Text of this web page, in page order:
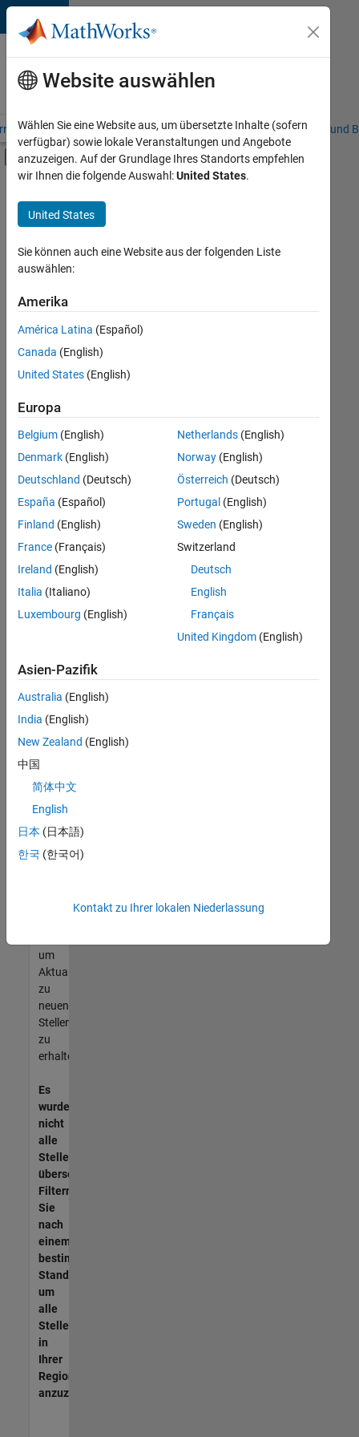
Weiter zum Inhalt
Karriere
bei
MathWorks
– Übersicht Stellensuche Niederlassungen Studierende und
Umschaltung für Off-Canvas-
Hauptinhalt
Information Technology
Inside Sales
Marketing Communications
Marketing Services
Legal
+4
Derzeit
es
keine
offenen
Stellen,
Ihren
Suchkriterien
entsprechen.
können
die
Suchkriterien
weiter
fassen
oder
alle
Stellenangebote
anzeigen .
noch
keine
offenen
Stellen
können,
die
Ihren
entsprechen,
werden
unseres
um
Aktualisierungen
zu
neuen
Stellenangeboten
zu
erhalten.
Es
wurden
nicht
alle
Stellen
übersetzt.
Filtern
Sie
nach
einem
bestimmten
Standort,
um
alle
Stellenangebote
in
Ihrer
Region
anzuzeigen.
Website auswählen
Wählen Sie eine Website aus, um übersetzte Inhalte (sofern
verfügbar) sowie lokale Veranstaltungen und Angebote
anzuzeigen. Auf der Grundlage Ihres Standorts empfehlen
wir Ihnen die folgende Auswahl:United States.
United States
Sie können auch eine Website aus der folgenden Liste
auswählen:
Amerika
América Latina (Español)
Canada (English)
United States (English)
Europa
Belgium (English)
Denmark (English)
Deutschland (Deutsch)
España (Español)
Finland (English)
France (Français)
Ireland (English)
Italia (Italiano)
Luxembourg (English)
Netherlands(English)
Norway(English)
Österreich (Deutsch)
Portugal (English)
Sweden (English)
Switzerland
Deutsch
English
Français
United Kingdom(English)
Asien-Pazifik
Australia (English)
India (English)
New Zealand (English)
中国
简体中文
English
日本 (日本語)
한국 (한국어)
Kontakt zu Ihrer lokalen Niederlassung